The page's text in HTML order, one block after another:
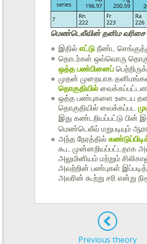
மெண்டெலீவின் தனிம
இதில் எட்டுநீண்ட
தொடர்கள் ஒவ்வொரு
ஒத்த பண்பினைப்
முதன் முறையாக
தொகுதியில்
ஒத்த பண்புகளை உடைய
தொகுதியில் வைக்கப்பட
இது கண்டறியப்பட்டு பின்
மெண்டெலீவ் மறுபடியும்
அந்த நேரத்தில்
கூட முன்னறியப்பட்டதாக
அலுமினியம் மற்றும்
அவற்றின் பண்புகள்
அவரின் கூற்று சரி என்று
Previous theory